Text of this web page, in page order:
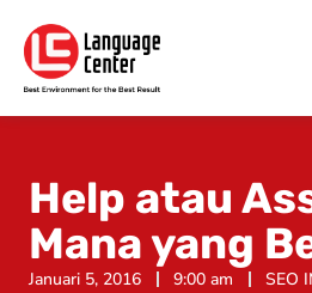
Help atau
Mana yang
Januari 5, 2016 9:00 am SEO